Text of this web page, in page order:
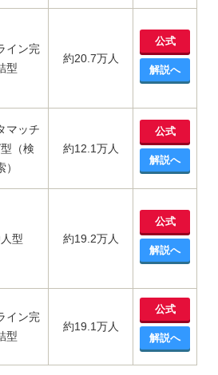
イン完
型
約20.7万人
公式
解説へ
マッチ
（検
）
約12.1万人
公式
解説へ
型 約19.2万人
公式
解説へ
イン完
型
約19.1万人
公式
解説へ